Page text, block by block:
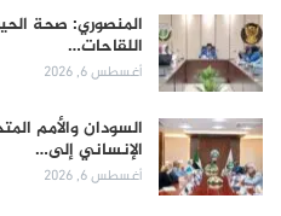
المنصوري: صحة
اللقاحات…
أغسطس 6, 2026
السودان والأمم
الإنساني إلى…
أغسطس 6, 2026